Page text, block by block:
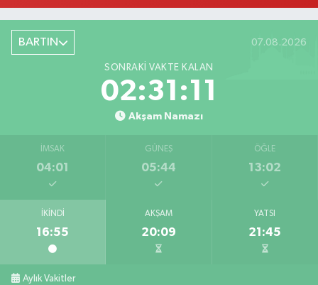
BARTIN 07.08.2026
SONRAKI VAKTE KALAN
02:31:09
Akşam Namazı
İMSAK
04:01
GÜNEŞ
05:44
ÖĞLE
13:02
İKINDI
16:55
AKŞAM
20:09
YATSI
21:45
Aylık Vakitler